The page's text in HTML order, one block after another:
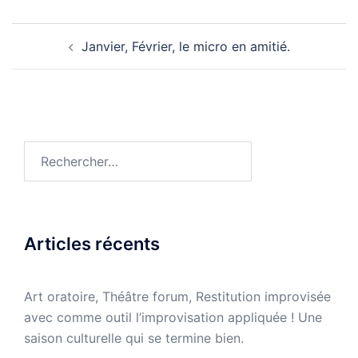
d’articleJanvier, Février, le micro en amitié.
Articles récents
Art oratoire, Théâtre forum, Restitution improvisée
avec comme outil l’improvisation appliquée ! Une
saison culturelle qui se termine bien.